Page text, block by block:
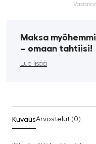
Maksa
­– omaan tahtiisi!
Lue lisää
KuvausArvostelut (0)